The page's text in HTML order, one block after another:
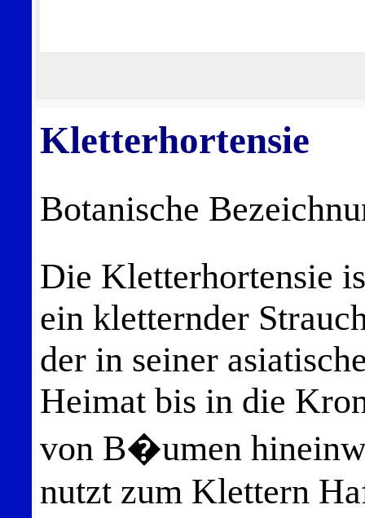
Kletterhortensie
Botanische
Die Kletterhortensie
ein kletternder
der in seiner
Heimat bis in die
von B�umen
nutzt zum Klettern